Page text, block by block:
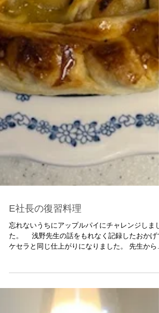
E社長の復習料理
た。 浅野先生の話をもれなく記録したおかげ
孫から美味しいと言われ来週、もう一回作る予定